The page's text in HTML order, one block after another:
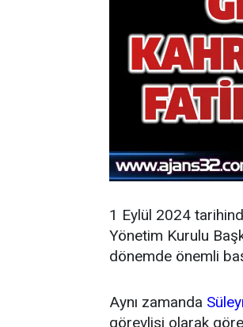
1 Eylül 2024
Yönetim Kurulu
dönemde önemli
Aynı zamanda
görevlisi olarak